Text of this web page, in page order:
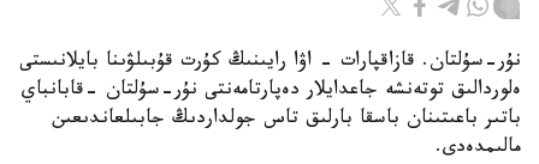
نۇر-سۇلتان. قازاقپارات - اۋا رايىنىڭ كۇرت قۇبىلۋىنا بايلانىستى
ەلوردالىق توتەنشە جاعدايلار دەپارتامەنتى نۇر-سۇلتان -قابانباي
باتىر باعىتىنان باسقا بارلىق تاس جولداردىڭ جابىلعاندىعىن
مالىمدەدى.